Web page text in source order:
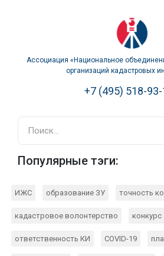
Ассоциация «Национальное
организаций кадастровых
+7 (495) 518-
Популярные тэги:
ИЖС образование ЗУ точность
кадастровое волонтерство конкурс
ответственность КИ COVID-19